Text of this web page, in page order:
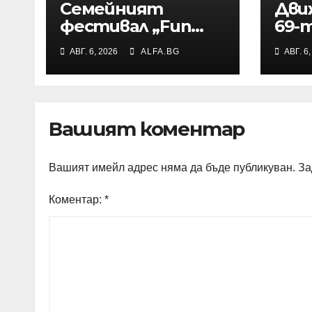
Семейният
фестивал „Fun
навън“ ще се
проведе за осми
път в Трявна
АВГ. 6, 2026 ALFA.BG
69-
АВГ. 6,
Вашият коментар
Вашият имейл адрес няма да бъде публикуван.
Коментар: *